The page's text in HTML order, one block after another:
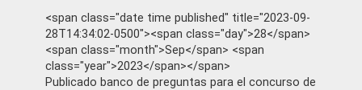
<span class="date time published" title="2023-09-
28T14:34:02-0500"><span class="day">28</span>
<span class="month">Sep</span> <span
class="year">2023</span></span>
Publicado banco de preguntas para el concurso de